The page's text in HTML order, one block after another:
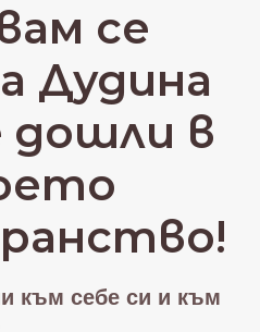
се
Дудина
дошли в
към себе си и към